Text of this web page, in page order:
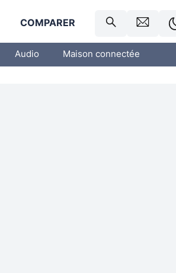
COMPARER
Audio Maison connectée